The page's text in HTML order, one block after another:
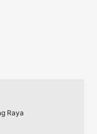
Raya